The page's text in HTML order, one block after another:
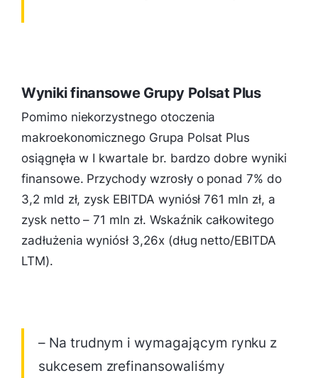
Wyniki finansowe Grupy Polsat Plus
Pomimo niekorzystnego otoczenia
makroekonomicznego Grupa Polsat Plus
osiągnęła w I kwartale br. bardzo dobre wyniki
finansowe. Przychody wzrosły o ponad 7% do
3,2 mld zł, zysk EBITDA wyniósł 761 mln zł, a
zysk netto – 71 mln zł. Wskaźnik całkowitego
zadłużenia wyniósł 3,26x (dług netto/EBITDA
LTM).
– Na trudnym i wymagającym rynku z
sukcesem zrefinansowaliśmy